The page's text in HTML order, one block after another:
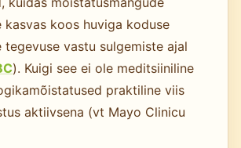
kasvas koos huviga koduse
tegevuse vastu sulgemiste ajal
). Kuigi see ei ole meditsiiniline
praktiline viis
aktiivsena (vt Mayo Clinicu